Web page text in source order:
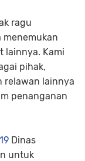
ragu
menemukan
lainnya. Kami
pihak,
relawan lainnya
penanganan
Dinas
untuk